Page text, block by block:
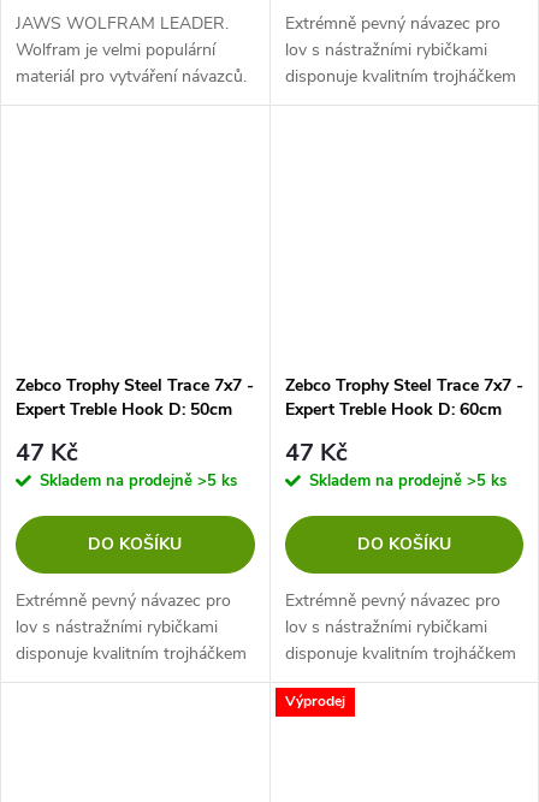
JAWS WOLFRAM LEADER.
Wolfram je velmi populární
materiál pro vytváření návazců.
Je neuvěřitelně flexibilní a stále
Extrémně pevný návazec pro
lov s nástražními rybičkami
disponuje kvalitním trojháčkem
pro jistotu při zásek
Zebco Trophy Steel Trace 7x7 -
Expert Treble Hook D: 50cm
47 Kč
Skladem na prodejně >5 ks
DO KOŠÍKU
Extrémně pevný návazec pro
lov s nástražními rybičkami
disponuje kvalitním trojháčkem
pro jistotu při záseku.
Zebco Trophy Steel Trace 7x7 -
Expert Treble Hook D: 60cm
47 Kč
Skladem na prodejně >5 ks
DO KOŠÍKU
Extrémně pevný návazec pro
lov s nástražními rybičkami
disponuje kvalitním trojháčkem
pro jistotu při záseku.
Výprodej